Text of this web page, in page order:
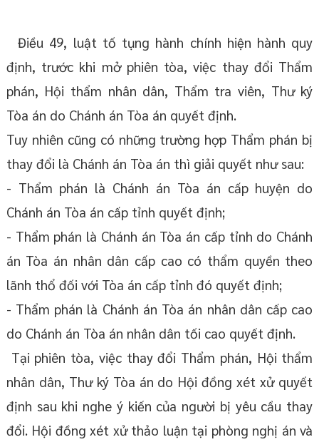
Điều 49, luật tố tụng hành chính hiện hành quy
định, trước khi mở phiên tòa, việc thay đổi Thẩm
phán, Hội thẩm nhân dân, Thẩm tra viên, Thư ký
Tòa án do Chánh án Tòa án quyết định.
Tuy nhiên cũng có những trường hợp Thẩm phán bị
thay đổi là Chánh án Tòa án thì giải quyết như sau:
- Thẩm phán là Chánh án Tòa án cấp huyện do
Chánh án Tòa án cấp tỉnh quyết định;
- Thẩm phán là Chánh án Tòa án cấp tỉnh do Chánh
án Tòa án nhân dân cấp cao có thẩm quyền theo
lãnh thổ đối với Tòa án cấp tỉnh đó quyết định;
- Thẩm phán là Chánh án Tòa án nhân dân cấp cao
do Chánh án Tòa án nhân dân tối cao quyết định.
Tại phiên tòa, việc thay đổi Thẩm phán, Hội thẩm
nhân dân, Thư ký Tòa án do Hội đồng xét xử quyết
định sau khi nghe ý kiến của người bị yêu cầu thay
đổi. Hội đồng xét xử thảo luận tại phòng nghị án và